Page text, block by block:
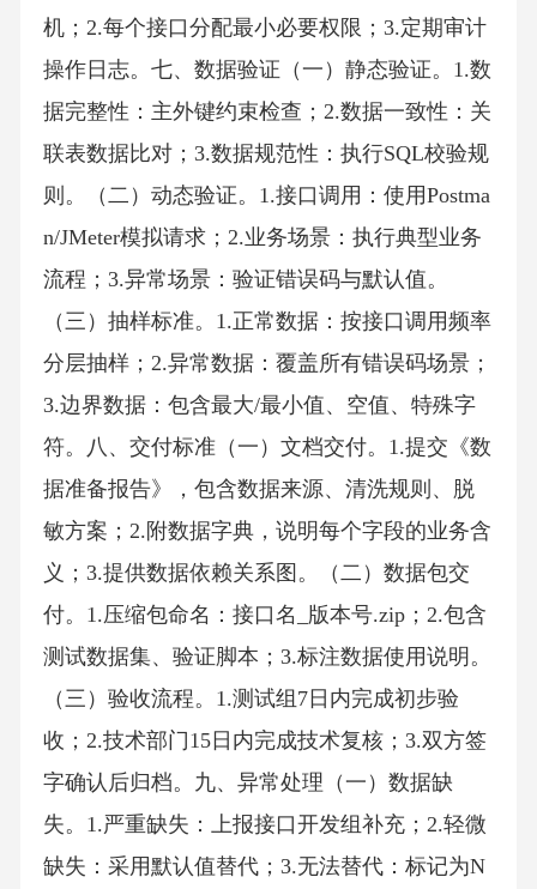
机；2.每个接口分配最小必要权限；3.定期审计
操作日志。七、数据验证（一）静态验证。1.数
据完整性：主外键约束检查；2.数据一致性：关
联表数据比对；3.数据规范性：执行SQL校验规
则。（二）动态验证。1.接口调用：使用Postma
n/JMeter模拟请求；2.业务场景：执行典型业务
流程；3.异常场景：验证错误码与默认值。
（三）抽样标准。1.正常数据：按接口调用频率
分层抽样；2.异常数据：覆盖所有错误码场景；
3.边界数据：包含最大/最小值、空值、特殊字
符。八、交付标准（一）文档交付。1.提交《数
据准备报告》，包含数据来源、清洗规则、脱
敏方案；2.附数据字典，说明每个字段的业务含
义；3.提供数据依赖关系图。（二）数据包交
付。1.压缩包命名：接口名_版本号.zip；2.包含
测试数据集、验证脚本；3.标注数据使用说明。
（三）验收流程。1.测试组7日内完成初步验
收；2.技术部门15日内完成技术复核；3.双方签
字确认后归档。九、异常处理（一）数据缺
失。1.严重缺失：上报接口开发组补充；2.轻微
缺失：采用默认值替代；3.无法替代：标记为N